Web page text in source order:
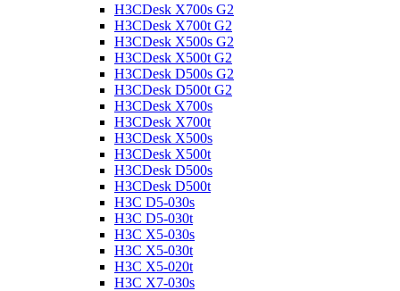
H3CDesk X700s G2
H3CDesk X700t G2
H3CDesk X500s G2
H3CDesk X500t G2
H3CDesk D500s G2
H3CDesk D500t G2
H3CDesk X700s
H3CDesk X700t
H3CDesk X500s
H3CDesk X500t
H3CDesk D500s
H3CDesk D500t
H3C D5-030s
H3C D5-030t
H3C X5-030s
H3C X5-030t
H3C X5-020t
H3C X7-030s